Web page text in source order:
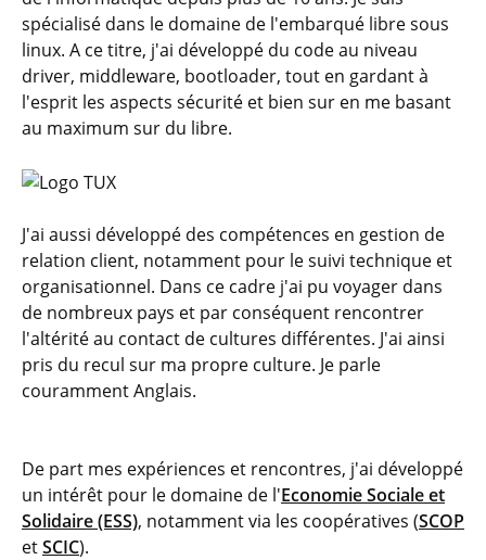
spécialisé dans le domaine de l'embarqué libre sous
linux. A ce titre, j'ai développé du code au niveau
driver, middleware, bootloader, tout en gardant à
l'esprit les aspects sécurité et bien sur en me basant
au maximum sur du libre.
J'ai aussi développé des compétences en gestion de
relation client, notamment pour le suivi technique et
organisationnel. Dans ce cadre j'ai pu voyager dans
de nombreux pays et par conséquent rencontrer
l'altérité au contact de cultures différentes. J'ai ainsi
pris du recul sur ma propre culture. Je parle
couramment Anglais.
De part mes expériences et rencontres, j'ai développé
un intérêt pour le domaine de l'Economie Sociale et
Solidaire (ESS), notamment via les coopératives (SCOP
etSCIC).